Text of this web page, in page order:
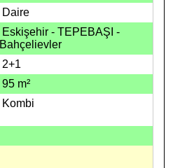
Daire
Eskişehir - TEPEBAŞI -
Bahçelievler
2+1
95 m²
Kombi